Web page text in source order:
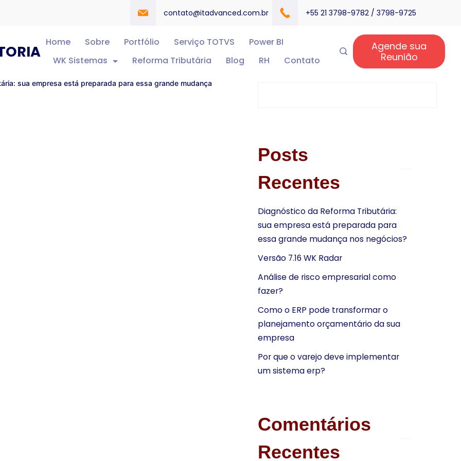
contato@itadvanced.com.br +55 21 3798-9782 / 3798-9725
Home Sobre Portfólio Serviço TOTVS
Power BI
WK Sistemas
Reforma Tributária Blog RH Contato
Agende sua
Reunião
sua empresa está preparada para essa grande mudança
Posts
Recentes
Diagnóstico da Reforma Tributária:
sua empresa está preparada para
essa grande mudança nos negócios?
Versão 7.16 WK Radar
Análise de risco empresarial como
fazer?
Como o ERP pode transformar o
planejamento orçamentário da sua
empresa
Por que o varejo deve implementar
um sistema erp?
Comentários
Recentes